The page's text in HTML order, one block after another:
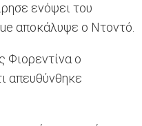
ενόψει του
αποκάλυψε ο Ντοντό.
Φιορεντίνα ο
απευθύνθηκε